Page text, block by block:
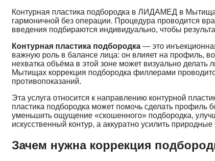
Контурная пластика подбородка в ЛИДАМЕД в
гармоничной без операции. Процедура проводится
введения подбираются индивидуально, чтобы
Контурная пластика подбородка — это
важную роль в балансе лица: он влияет на профиль,
нехватка объёма в этой зоне может визуально
Мытищах коррекция подбородка филлерами
противопоказаний.
Эта услуга относится к направлению контурной
пластика подбородка может помочь сделать профиль
уменьшить ощущение «скошенного» подбородка,
искусственный контур, а аккуратно усилить природные
Зачем нужна коррекция